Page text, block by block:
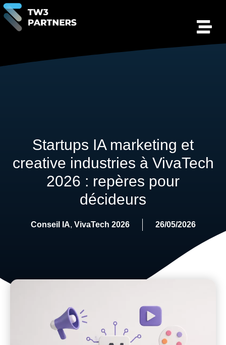
Startups IA marketing et
creative industries à VivaTech
2026 : repères pour
décideurs
Conseil IA, VivaTech 2026 26/05/2026